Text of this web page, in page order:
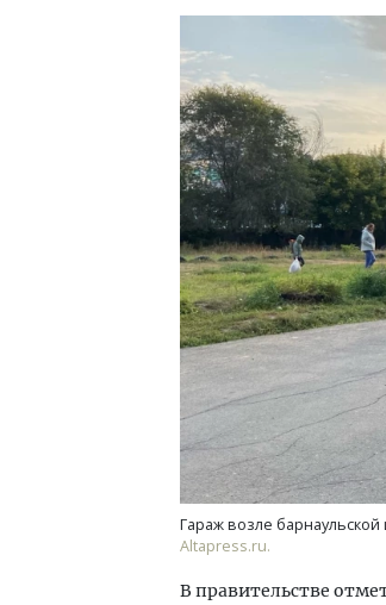
Гараж возле
Altapress.ru.
В правительстве